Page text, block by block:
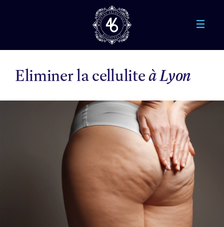
Aller au contenu principal
Eliminer la celluliteà Lyon